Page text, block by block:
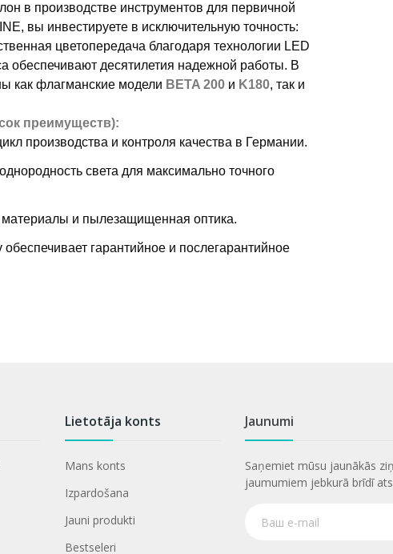
в производстве инструментов для первичной
вы инвестируете в исключительную точность:
цветопередача благодаря технологии LED
обеспечивают десятилетия надежной работы. В
как флагманские модели BETA 200 и K180, так и
преимуществ):
производства и контроля качества в Германии.
света для максимально точного
и пылезащищенная оптика.
гарантийное и послегарантийное
Lietotāja konts
Mans konts
Izpardošana
Jauni produkti
Bestseleri
Jaunumi
Saņemiet mūsu jaunākās
jaumumiem jebkurā brīdī